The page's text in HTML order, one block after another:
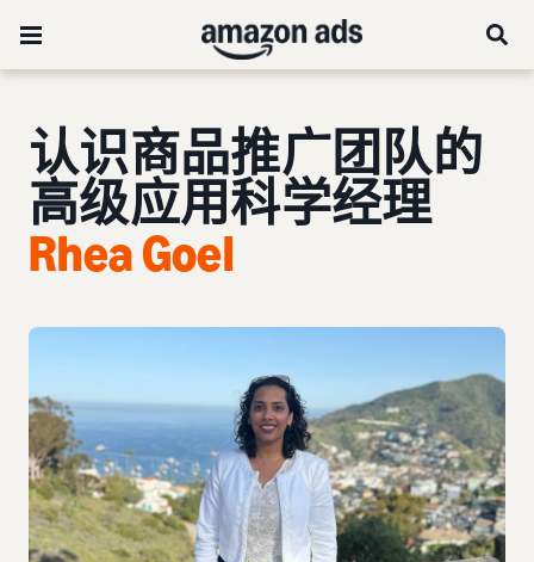
认识商品推广团队的
高级应用科学经理
Rhea Goel